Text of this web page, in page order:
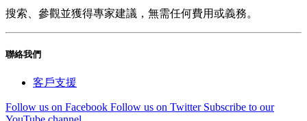
搜索、參觀並獲得專家建議，無需任何費用或義務。
聯絡我們
客戶支援
Follow us on Facebook Follow us on Twitter Subscribe to our